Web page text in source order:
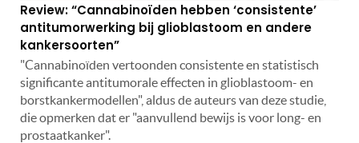
Review: “Cannabinoïden hebben ‘consistente’
antitumorwerking bij glioblastoom en andere
kankersoorten”
"Cannabinoïden vertoonden consistente en statistisch
significante antitumorale effecten in glioblastoom- en
borstkankermodellen", aldus de auteurs van deze studie,
die opmerken dat er "aanvullend bewijs is voor long- en
prostaatkanker".